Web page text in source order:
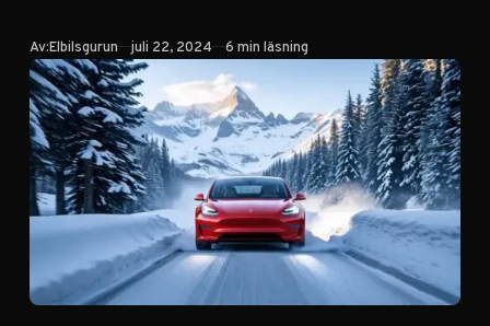
effektiviteten och
komforten,
särskilt under
kalla förhållanden.
Av:Elbilsgurun Publicerad
juli 22, 2024 6 min läsning